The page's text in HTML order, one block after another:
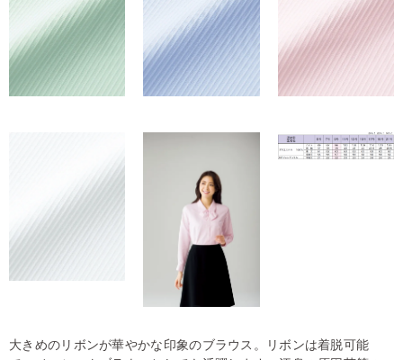
大きめのリボンが華やかな印象のブラウス。リボンは着脱可能